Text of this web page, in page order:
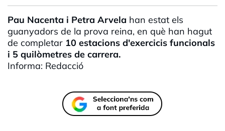
Pau Nacenta i Petra Arvela han estat els
guanyadors de la prova reina, en què han hagut
de completar 10 estacions d'exercicis funcionals
i 5 quilòmetres de carrera.
Informa: Redacció